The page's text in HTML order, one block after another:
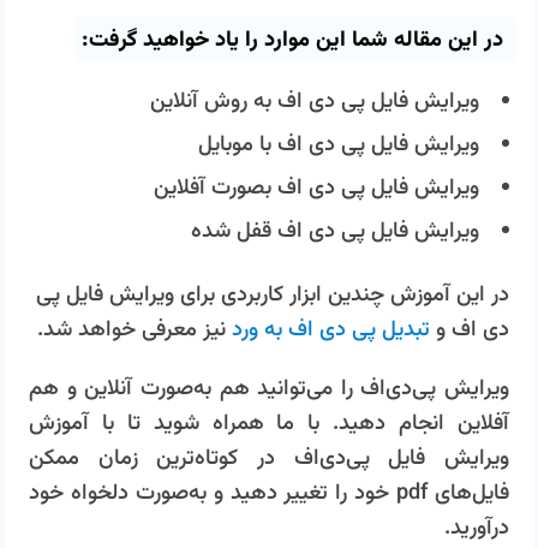
در این مقاله شما این موارد را یاد خواهید گرفت:
ویرایش فایل پی دی اف به روش آنلاین
ویرایش فایل پی دی اف با موبایل
ویرایش فایل پی دی اف بصورت آفلاین
ویرایش فایل پی دی اف قفل شده
در این آموزش چندین ابزار کاربردی برای ویرایش فایل پی
دی اف و تبدیل پی دی اف به وردنیز معرفی خواهد شد.
ویرایش پی‌دی‌اف را می‌توانید هم به‌صورت آنلاین و هم
آفلاین انجام دهید. با ما همراه شوید تا با آموزش
ویرایش فایل پی‌دی‌اف در کوتاه‌ترین زمان ممکن
فایل‌های pdf خود را تغییر دهید و به‌صورت دلخواه خود
درآورید.